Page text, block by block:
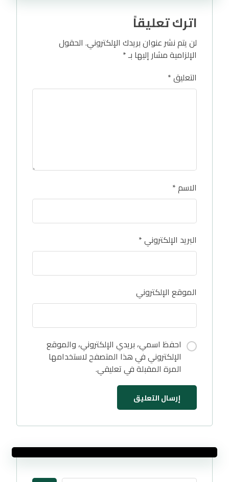
اترك تعليقاً
لن يتم نشر عنوان بريدك الإلكتروني. الحقول
الإلزامية مشار إليها بـ*
التعليق*
الاسم*
البريد الإلكتروني*
الموقع الإلكتروني
احفظ اسمي، بريدي الإلكتروني، والموقع
الإلكتروني في هذا المتصفح لاستخدامها
المرة المقبلة في تعليقي.